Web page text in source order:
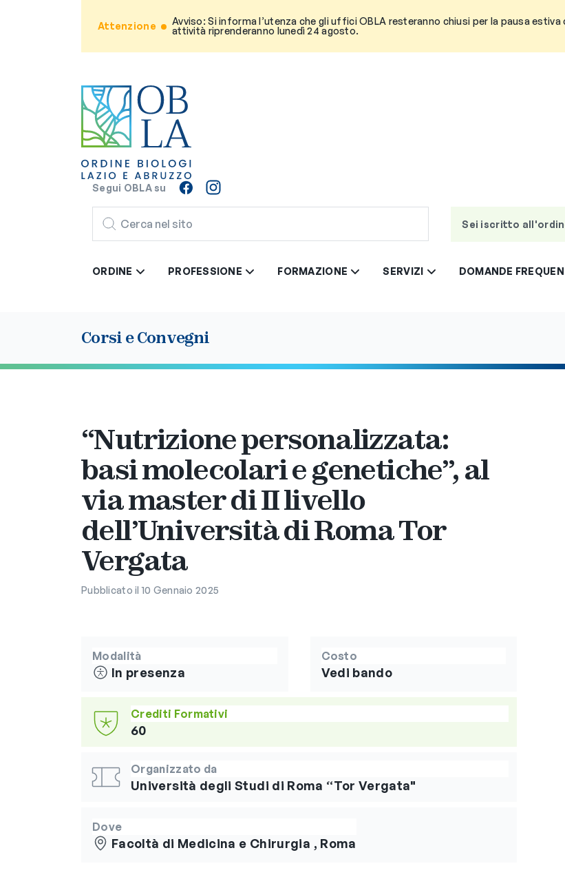
Attenzione
Avviso: Si informa l’utenza che gli uffici OBLA resteranno chiusi per la pausa
attività riprenderanno lunedì 24 agosto.
Segui OBLA su
CERCA
Sei iscritto
ORDINE PROFESSIONE FORMAZIONE SERVIZI DOMANDE
Corsi e Convegni
“Nutrizione personalizzata:
basi molecolari e genetiche”, al
via master di II livello
dell’Università di Roma Tor
Vergata
Pubblicato il 10 Gennaio 2025
Modalità
In presenza
Costo
Vedi bando
Crediti Formativi
60
Organizzato da
Università degli Studi di Roma “Tor Vergata"
Dove
Facoltà di Medicina e Chirurgia , Roma